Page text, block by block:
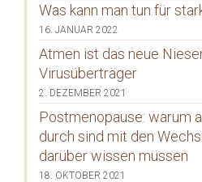
Was kann man tun für
16. JANUAR 2022
Atmen ist das neue
Virusüberträger
2. DEZEMBER 2021
Postmenopause: warum
durch sind mit den
darüber wissen müssen
18. OKTOBER 2021